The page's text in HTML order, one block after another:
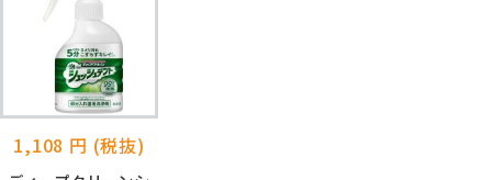
1,108 円 (税抜)